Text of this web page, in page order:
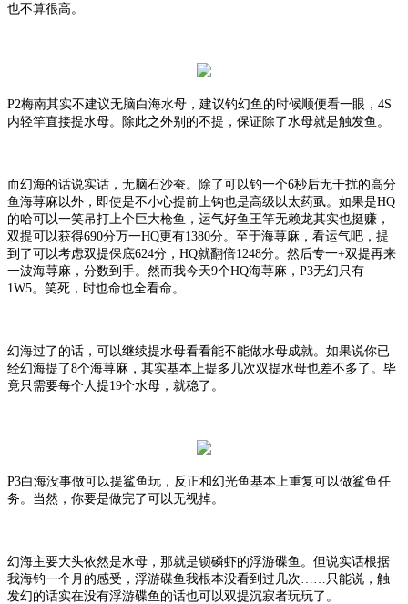
也不算很高。
P2梅南其实不建议无脑白海水母，建议钓幻鱼的时候顺便看一眼，4S
内轻竿直接提水母。除此之外别的不提，保证除了水母就是触发鱼。
而幻海的话说实话，无脑石沙蚕。除了可以钓一个6秒后无干扰的高分
鱼海荨麻以外，即使是不小心提前上钩也是高级以太药虱。如果是HQ
的哈可以一笑吊打上个巨大枪鱼，运气好鱼王竿无赖龙其实也挺赚，
双提可以获得690分万一HQ更有1380分。至于海荨麻，看运气吧，提
到了可以考虑双提保底624分，HQ就翻倍1248分。然后专一+双提再来
一波海荨麻，分数到手。然而我今天9个HQ海荨麻，P3无幻只有
1W5。笑死，时也命也全看命。
幻海过了的话，可以继续提水母看看能不能做水母成就。如果说你已
经幻海提了8个海荨麻，其实基本上提多几次双提水母也差不多了。毕
竟只需要每个人提19个水母，就稳了。
P3白海没事做可以提鲨鱼玩，反正和幻光鱼基本上重复可以做鲨鱼任
务。当然，你要是做完了可以无视掉。
幻海主要大头依然是水母，那就是锁磷虾的浮游碟鱼。但说实话根据
我海钓一个月的感受，浮游碟鱼我根本没看到过几次 ……只能说，触
发幻的话实在没有浮游碟鱼的话也可以双提沉寂者玩玩了。